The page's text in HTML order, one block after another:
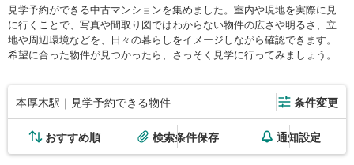
見学予約ができる中古マンションを集めました。室内や現地を実際に見
に行くことで、写真や間取り図ではわからない物件の広さや明るさ、立
地や周辺環境などを、日々の暮らしをイメージしながら確認できます。
希望に合った物件が見つかったら、さっそく見学に行ってみましょう。
本厚木駅｜見学予約できる物件 条件変更
おすすめ順 検索条件保存 通知設定